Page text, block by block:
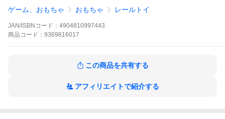
合がございます。また、弊社にて転売目的と判断させて頂いた場
数料等はお客様負担となります。
※掲載の商品が発売日前の場合、商品の発送は発売日以降となり
ない限りは複数種類あるうちの1種類をランダムにお届けとなりま
す。なお種類の指定はできません。また、BOX販売やセット販売
す。内容をお確かめの上、ご注文ください。
※ご注文頂くタイミングにより、品切れやメーカー製造中止によ
ゲーム、おもちゃ おもちゃ レールトイ
JAN/ISBNコード： 4904810997443
商品 コード： 9369816017
この商品を共有する
アフィリエイトで紹介する